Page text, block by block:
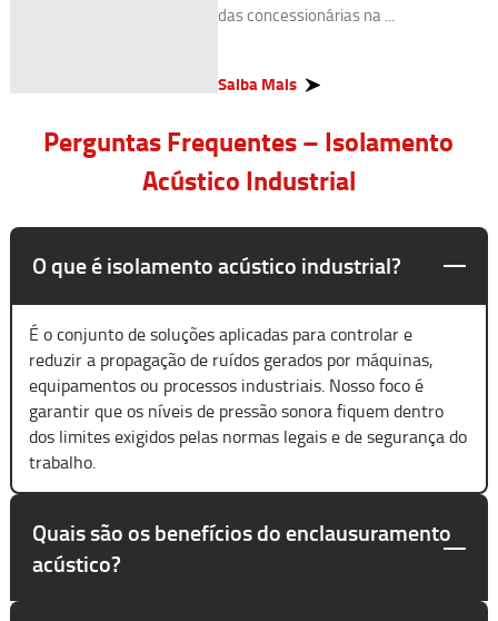
das concessionárias na ...
Saiba Mais
Perguntas Frequentes – Isolamento
Acústico Industrial
O que é isolamento acústico industrial?
É o conjunto de soluções aplicadas para controlar e
reduzir a propagação de ruídos gerados por máquinas,
equipamentos ou processos industriais. Nosso foco é
garantir que os níveis de pressão sonora fiquem dentro
dos limites exigidos pelas normas legais e de segurança do
trabalho.
Quais são os benefícios do enclausuramento
acústico?